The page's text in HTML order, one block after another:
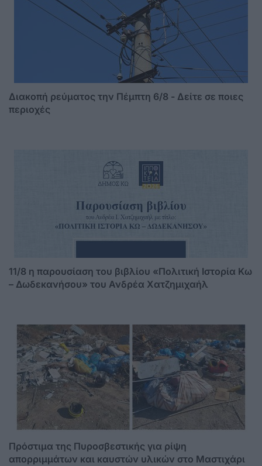
Διακοπή ρεύματος την Πέμπτη 6/8 - Δείτε σε ποιες
περιοχές
11/8 η παρουσίαση του βιβλίου «Πολιτική Ιστορία Κω
– Δωδεκανήσου» του Ανδρέα Χατζημιχαήλ
Πρόστιμα της Πυροσβεστικής για ρίψη
απορριμμάτων και καυστών υλικών στο Μαστιχάρι